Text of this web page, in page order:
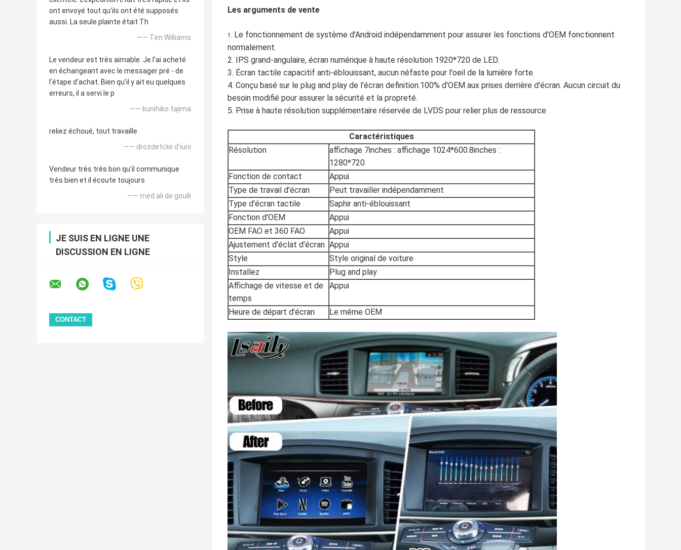
ont envoyé tout qu'ils ont été supposés
aussi. La seule plainte était Th
—— Tim Williams
Le vendeur est très aimable. Je l'ai acheté
en échangeant avec le messager pré - de
l'étape d'achat. Bien qu'il y ait eu quelques
erreurs, il a servi le p
—— kunihiko tajima
reliez échoué, tout travaille
—— drozdetckii d'iurii
Vendeur très très bon qu'il communique
très bien et il écoute toujours
—— med ali de goulli
JE SUIS EN LIGNE UNE
DISCUSSION EN LIGNE
Les arguments de vente
1. Le fonctionnement de système d'Android indépendamment pour assurer les fonctions d'OEM fonctionnent
normalement.
2. IPS grand-angulaire, écran numérique à haute résolution 1920*720 de LED.
3. Écran tactile capacitif anti-éblouissant, aucun néfaste pour l'oeil de la lumière forte.
4. Conçu basé sur le plug and play de l'écran definition.100% d'OEM aux prises derrière d'écran. Aucun circuit du
besoin modifié pour assurer la sécurité et la propreté.
5. Prise à haute résolution supplémentaire réservée de LVDS pour relier plus de ressource
Caractéristiques
Résolution
affichage 7inches : affichage 1024*600.8inches :
1280*720
Fonction de contact
Appui
Type de travail d'écran
Peut travailler indépendamment
Type d'écran tactile
Saphir anti-éblouissant
Fonction d'OEM
Appui
OEM FAO et 360 FAO
Appui
Ajustement d'éclat d'écran Appui
Style
Style original de voiture
Installez
Plug and play
Affichage de vitesse et de
temps
Appui
Heure de départ d'écran Le même OEM